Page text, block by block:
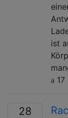
ist
17
28